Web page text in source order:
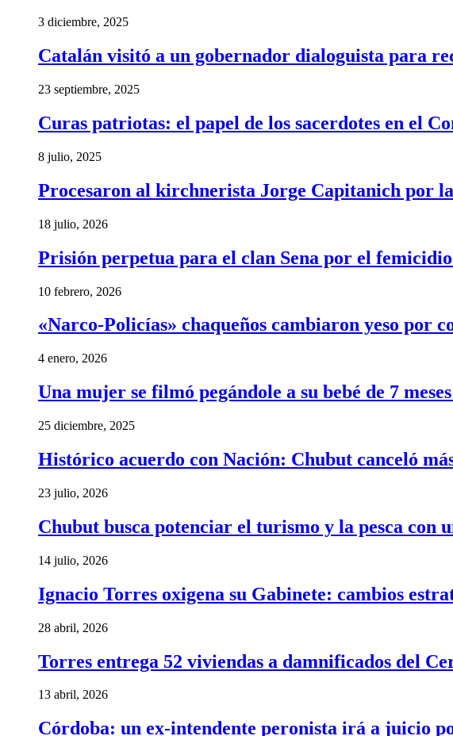
3 diciembre, 2025
Catalán visitó a un gobernador dialoguista para
23 septiembre, 2025
Curas patriotas: el papel de los sacerdotes en el
8 julio, 2025
Procesaron al kirchnerista Jorge Capitanich por
18 julio, 2026
Prisión perpetua para el clan Sena por el
10 febrero, 2026
«Narco-Policías» chaqueños cambiaron yeso por
4 enero, 2026
Una mujer se filmó pegándole a su bebé de 7
25 diciembre, 2025
Histórico acuerdo con Nación: Chubut canceló
23 julio, 2026
Chubut busca potenciar el turismo y la pesca con
14 julio, 2026
Ignacio Torres oxigena su Gabinete: cambios
28 abril, 2026
Torres entrega 52 viviendas a damnificados del
13 abril, 2026
Córdoba: un ex-intendente peronista irá a juicio